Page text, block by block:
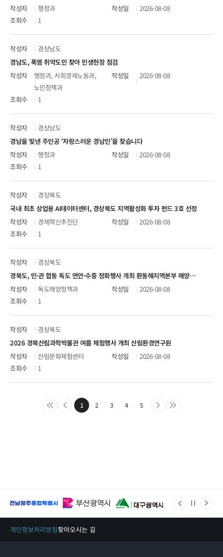
행정과
2026-08-08
1
경상남도
경남도, 폭염 취약도민 찾아 민생현장 점검
행정과, 사회경제노동과,
노인정책과
2026-08-08
1
경상남도
경남을 빛낸 주인공 ‘자랑스러운 경남인’을 찾습니다
행정과
2026-08-08
1
경상북도
국내 최초 상업용 AI데이터센터, 경상북도 지역활성화 투자 펀드 3호 선정
경제혁신추진단
2026-08-08
1
경상북도
경북도, 민·관 합동 독도 연안·수중 정화행사 개최 환동해지역본부 해양수산국
독도해양정책과
2026-08-08
1
경상북도
2026 경북산림과학박물관 여름 체험행사 개최 산림환경연구원
산림문화체험센터
2026-08-08
1
1 2 3 4 5
개인정보처리방침찾아오시는 길